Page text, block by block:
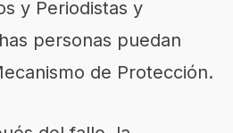
y Periodistas y
personas puedan
de Protección.